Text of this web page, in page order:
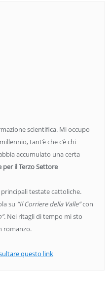
scientifica. Mi occupo
tant’è che c’è chi
accumulato una certa
il Terzo Settore
testate cattoliche.
su “Il Corriere della Valle”con
. Nei ritagli di tempo mi sto
romanzo.
questo link